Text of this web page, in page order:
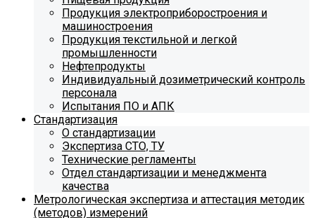
Продукция электроприборостроения и
машиностроения
Продукция текстильной и легкой
промышленности
Нефтепродукты
Индивидуальный дозиметрический контроль
персонала
Испытания ПО и АПК
Стандартизация
О стандартизации
Экспертиза СТО, ТУ
Технические регламенты
Отдел стандартизации и менеджмента
качества
Метрологическая экспертиза и аттестация методик
(методов) измерений